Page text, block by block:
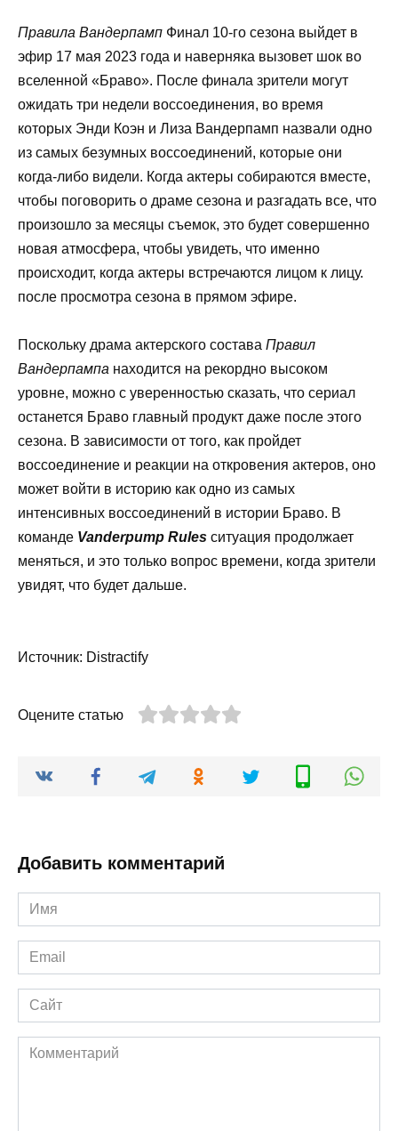
Правила Вандерпамп Финал 10-го сезона выйдет в
эфир 17 мая 2023 года и наверняка вызовет шок во
вселенной «Браво». После финала зрители могут
ожидать три недели воссоединения, во время
которых Энди Коэн и Лиза Вандерпамп назвали одно
из самых безумных воссоединений, которые они
когда-либо видели. Когда актеры собираются вместе,
чтобы поговорить о драме сезона и разгадать все, что
произошло за месяцы съемок, это будет совершенно
новая атмосфера, чтобы увидеть, что именно
происходит, когда актеры встречаются лицом к лицу.
после просмотра сезона в прямом эфире.
Поскольку драма актерского состава Правил
Вандерпампа находится на рекордно высоком
уровне, можно с уверенностью сказать, что сериал
останется Браво главный продукт даже после этого
сезона. В зависимости от того, как пройдет
воссоединение и реакции на откровения актеров, оно
может войти в историю как одно из самых
интенсивных воссоединений в истории Браво. В
команде Vanderpump Rules ситуация продолжает
меняться, и это только вопрос времени, когда зрители
увидят, что будет дальше.
Источник: Distractify
Оцените статью
Добавить комментарий
Имя
*
Email
*
Сайт
Комментарий